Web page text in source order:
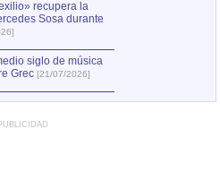
recupera la
Sosa durante
siglo de música
Grec [21/07/2026]
PUBLICIDAD